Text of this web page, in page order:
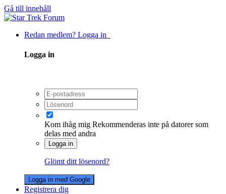
Gå till innehåll
Redan medlem? Logga in
Logga in
Kom ihåg mig Rekommenderas inte på datorer som
delas med andra
Logga in
Glömt ditt lösenord?
Logga in med Google
Registrera dig